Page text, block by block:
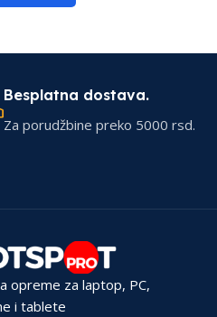
Besplatna dostava.
Za porudžbine preko 5000 rsd.
opreme za laptop, PC,
i tablete